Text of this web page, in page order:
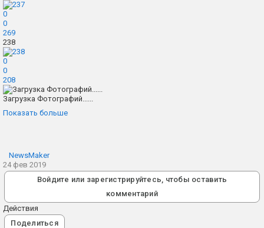
0
0
269
238
0
0
208
Загрузка Фотографий......
Показать больше
NewsMaker
24 фев 2019
Войдите или зарегистрируйтесь, чтобы оставить
комментарий
Действия
Поделиться